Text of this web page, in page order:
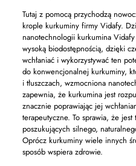
Tutaj z pomocą przychodzą
krople kurkuminy firmy Vidafy.
nanotechnologii kurkumina
wysoką biodostępnością, dzięki
wchłaniać i wykorzystywać ten
do konwencjonalnej kurkuminy,
i tłuszczach, wzmocniona
zapewnia, że ​​kurkumina jest
znacznie poprawiając jej
terapeutyczne. To sprawia, że
poszukujących silnego,
Oprócz kurkuminy wiele innych
sposób wspiera zdrowie.